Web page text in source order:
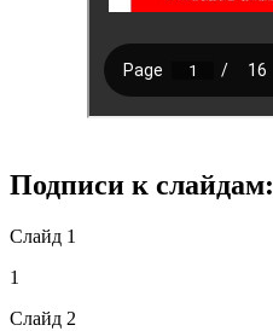
Подписи к слайдам:
Слайд 1
1
Слайд 2